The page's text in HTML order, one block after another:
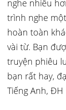
nghe nhiều
trình nghe
hoàn toàn
vài từ. Bạn
truyện phiêu
bạn rất hay,
Tiếng Anh,